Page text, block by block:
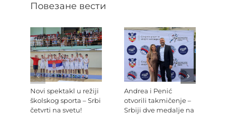
Повезане вести
Novi spektakl u režiji
školskog sporta – Srbi
četvrti na svetu!
Andrea i Penić
otvorili takmičenje –
Srbiji dve medalje na